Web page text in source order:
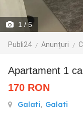
1 / 5
Publi24 Anunțuri
Apartament 1
170 RON
Galati, Galati